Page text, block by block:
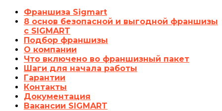
Франшиза Sigmart
8 основ безопасной и выгодной франшизы
с SIGMART
Подбор франшизы
О компании
Что включено во франшизный пакет
Шаги для начала работы
Гарантии
Контакты
Документация
Вакансии SIGMART